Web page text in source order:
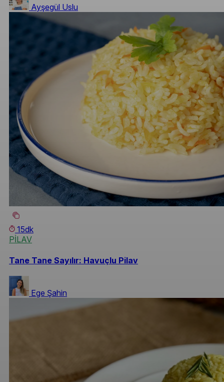
Ayşegül Uslu
15dk
PİLAV
Tane Tane Sayılır: Havuçlu Pilav
Ege Şahin